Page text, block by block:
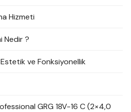
Hizmeti
Nedir ?
ve Fonksiyonellik
GRG 18V-16 C (2×4,0